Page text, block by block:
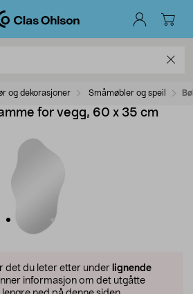
og dekorasjoner Småmøbler og speil
for vegg, 60 x 35 cm
det du leter etter under lignende
informasjon om det utgåtte